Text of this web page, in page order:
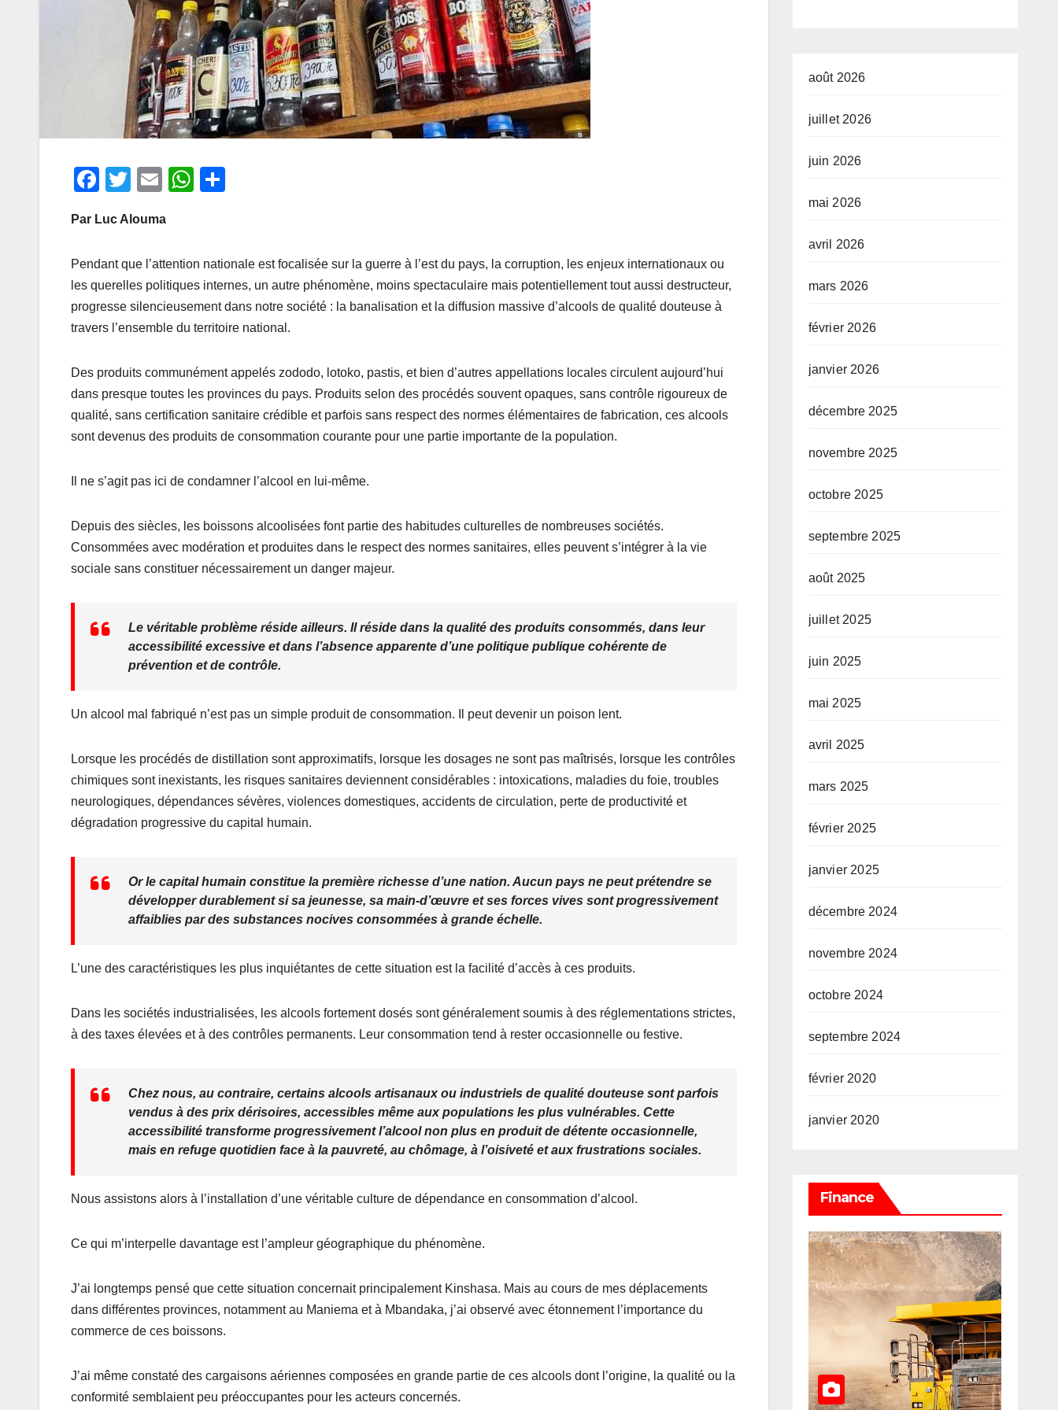
F
c
e
b
o
o
T
tt
er
E
ail
W
s
A
p
p
g
er
Par Luc Alouma
Pendant que l’attention nationale est focalisée sur la guerre à l’est du pays, la corruption, les enjeux internationaux ou
les querelles politiques internes, un autre phénomène, moins spectaculaire mais potentiellement tout aussi destructeur,
progresse silencieusement dans notre société : la banalisation et la diffusion massive d’alcools de qualité douteuse à
travers l’ensemble du territoire national.
Des produits communément appelés zododo, lotoko, pastis, et bien d’autres appellations locales circulent aujourd’hui
dans presque toutes les provinces du pays. Produits selon des procédés souvent opaques, sans contrôle rigoureux de
qualité, sans certification sanitaire crédible et parfois sans respect des normes élémentaires de fabrication, ces alcools
sont devenus des produits de consommation courante pour une partie importante de la population.
Il ne s’agit pas ici de condamner l’alcool en lui-même.
Depuis des siècles, les boissons alcoolisées font partie des habitudes culturelles de nombreuses sociétés.
Consommées avec modération et produites dans le respect des normes sanitaires, elles peuvent s’intégrer à la vie
sociale sans constituer nécessairement un danger majeur.
Le véritable problème réside ailleurs. Il réside dans la qualité des produits consommés, dans leur
accessibilité excessive et dans l’absence apparente d’une politique publique cohérente de
prévention et de contrôle.
Un alcool mal fabriqué n’est pas un simple produit de consommation. Il peut devenir un poison lent.
Lorsque les procédés de distillation sont approximatifs, lorsque les dosages ne sont pas maîtrisés, lorsque les contrôles
chimiques sont inexistants, les risques sanitaires deviennent considérables : intoxications, maladies du foie, troubles
neurologiques, dépendances sévères, violences domestiques, accidents de circulation, perte de productivité et
dégradation progressive du capital humain.
Or le capital humain constitue la première richesse d’une nation. Aucun pays ne peut prétendre se
développer durablement si sa jeunesse, sa main-d’œuvre et ses forces vives sont progressivement
affaiblies par des substances nocives consommées à grande échelle.
L’une des caractéristiques les plus inquiétantes de cette situation est la facilité d’accès à ces produits.
Dans les sociétés industrialisées, les alcools fortement dosés sont généralement soumis à des réglementations strictes,
à des taxes élevées et à des contrôles permanents. Leur consommation tend à rester occasionnelle ou festive.
Chez nous, au contraire, certains alcools artisanaux ou industriels de qualité douteuse sont parfois
vendus à des prix dérisoires, accessibles même aux populations les plus vulnérables. Cette
accessibilité transforme progressivement l’alcool non plus en produit de détente occasionnelle,
mais en refuge quotidien face à la pauvreté, au chômage, à l’oisiveté et aux frustrations sociales.
Nous assistons alors à l’installation d’une véritable culture de dépendance en consommation d’alcool.
Ce qui m’interpelle davantage est l’ampleur géographique du phénomène.
J’ai longtemps pensé que cette situation concernait principalement Kinshasa. Mais au cours de mes déplacements
dans différentes provinces, notamment au Maniema et à Mbandaka, j’ai observé avec étonnement l’importance du
commerce de ces boissons.
J’ai même constaté des cargaisons aériennes composées en grande partie de ces alcools dont l’origine, la qualité ou la
conformité semblaient peu préoccupantes pour les acteurs concernés.
questions que
le Décret
attendu devra
trancher
l’accessibilité
des ménages
services
sociaux de
base dans la
de Kinshasa »,
devant le jury
Prof. Mabi
Mulumba
août 2026
juillet 2026
juin 2026
mai 2026
avril 2026
mars 2026
février 2026
janvier 2026
décembre 2025
novembre 2025
octobre 2025
septembre 2025
août 2025
juillet 2025
juin 2025
mai 2025
avril 2025
mars 2025
février 2025
janvier 2025
décembre 2024
novembre 2024
octobre 2024
septembre 2024
février 2020
janvier 2020
Finance